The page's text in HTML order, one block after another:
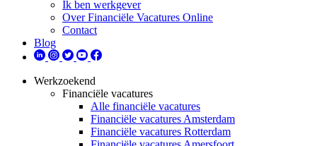
Ik ben werkgever
Over Financiële Vacatures Online
Contact
Blog
Werkzoekend
Financiële vacatures
Alle financiële vacatures
Financiële vacatures Amsterdam
Financiële vacatures Rotterdam